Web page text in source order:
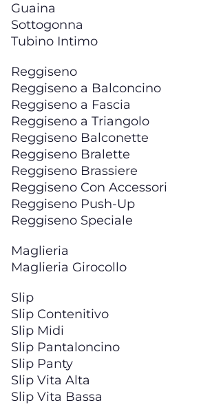
Guaina
Sottogonna
Tubino Intimo
Reggiseno
Reggiseno a Balconcino
Reggiseno a Fascia
Reggiseno a Triangolo
Reggiseno Balconette
Reggiseno Bralette
Reggiseno Brassiere
Reggiseno Con Accessori
Reggiseno Push-Up
Reggiseno Speciale
Maglieria
Maglieria Girocollo
Slip
Slip Contenitivo
Slip Midi
Slip Pantaloncino
Slip Panty
Slip Vita Alta
Slip Vita Bassa